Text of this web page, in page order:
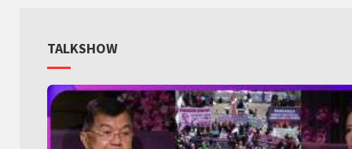
TALKSHOW